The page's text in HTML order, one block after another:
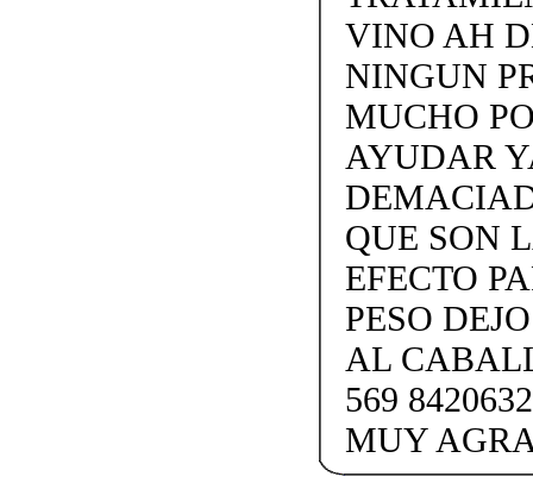
VINO AH
NINGUN
MUCHO
AYUDAR
QUE SON
EFECTO
PESO
AL
569
MUY